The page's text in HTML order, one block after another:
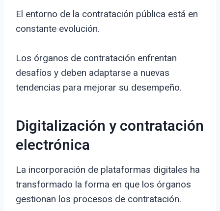
El entorno de la contratación pública está en
constante evolución.
Los órganos de contratación enfrentan
desafíos y deben adaptarse a nuevas
tendencias para mejorar su desempeño.
Digitalización y contratación
electrónica
La incorporación de plataformas digitales ha
transformado la forma en que los órganos
gestionan los procesos de contratación.